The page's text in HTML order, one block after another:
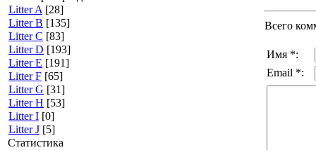
Litter A [28]
Litter B [135]
Litter C [83]
Litter D [193]
Litter E [191]
Litter F [65]
Litter G [31]
Litter H [53]
Litter I [0]
Litter J [5]
Статистика
Всего
Имя *:
Email *: